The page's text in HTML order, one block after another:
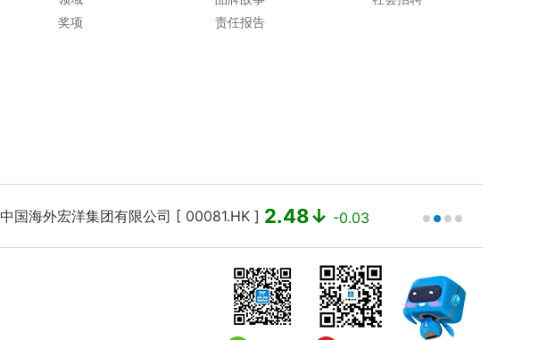
奖项
责任报告
中国海外宏洋集团有限公司 [ 00081.HK ] 2.48↓ -0.03